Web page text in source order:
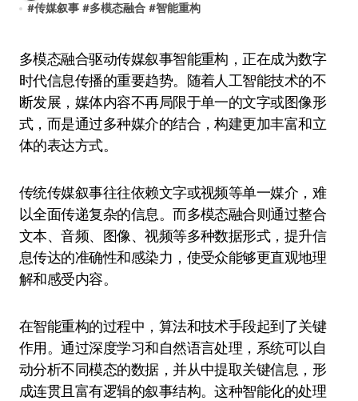
#传媒叙事 #多模态融合 #智能重构
多模态融合驱动传媒叙事智能重构，正在成为数字
时代信息传播的重要趋势。随着人工智能技术的不
断发展，媒体内容不再局限于单一的文字或图像形
式，而是通过多种媒介的结合，构建更加丰富和立
体的表达方式。
传统传媒叙事往往依赖文字或视频等单一媒介，难
以全面传递复杂的信息。而多模态融合则通过整合
文本、音频、图像、视频等多种数据形式，提升信
息传达的准确性和感染力，使受众能够更直观地理
解和感受内容。
在智能重构的过程中，算法和技术手段起到了关键
作用。通过深度学习和自然语言处理，系统可以自
动分析不同模态的数据，并从中提取关键信息，形
成连贯且富有逻辑的叙事结构。这种智能化的处理